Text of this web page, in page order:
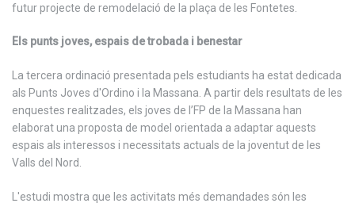
futur projecte de remodelació de la plaça de les Fontetes.
Els punts joves, espais de trobada i benestar
La tercera ordinació presentada pels estudiants ha estat dedicada
als Punts Joves d'Ordino i la Massana. A partir dels resultats de les
enquestes realitzades, els joves de l’FP de la Massana han
elaborat una proposta de model orientada a adaptar aquests
espais als interessos i necessitats actuals de la joventut de les
Valls del Nord.
L'estudi mostra que les activitats més demandades són les